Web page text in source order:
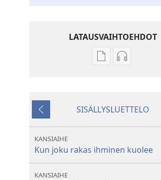
LATAUSVAIHTOEHDOT
Julkaisujen
joku
kuolee
Äänitteiden
joku
kuolee
Edellinen
SISÄLLYSLUETTELO
KANSIAIHE
Kun joku rakas ihminen kuolee
KANSIAIHE